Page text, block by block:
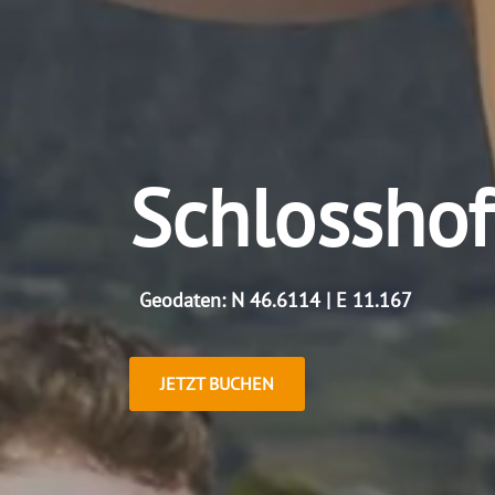
Geodaten: N 46.6114 | E 11.167
JETZT BUCHEN